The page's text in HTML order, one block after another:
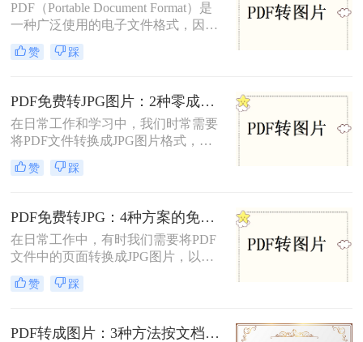
松完成文件格式转换。
PDF（Portable Document Format）是
一种广泛使用的电子文件格式，因其
跨平台性和良好的排版效果而受到青
睐。然而，在某些情况下，我们可能
式，以便更方便地在不同设备或软件
上进行查看和编辑。那么pdf怎么转换
成jpg图片呢？本文将介绍四种常用的
将PDF文件转换为JPG图片的方法，
帮助您根据不同的需求选择最合适的
方式。
赞 踩
PDF免费转JPG图片：2种零成本方案的转换效果和限制！
在日常工作和学习中，我们时常需要
将PDF文件转换成JPG图片格式，以
便于在多种设备和平台上进行浏览和
分享。那么pdf怎么转换成jpg图片免
换成JPG图片的方法。
赞 踩
PDF免费转JPG：4种方案的免费次数、文件限制和效果对照！
在日常工作中，有时我们需要将PDF
文件中的页面转换成JPG图片，以便
在不同的应用场景中使用。那么怎么
把pdf转换成jpg图片免费呢？本文将
轻松完成PDF到JPG的转换。
赞 踩
PDF转成图片：3种方法按文档类型（纯文本/图文/扫描件）选择！